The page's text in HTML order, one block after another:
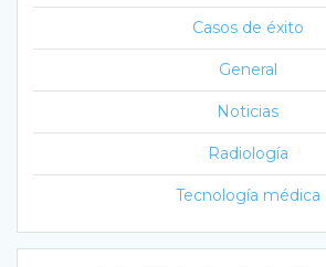
Casos de éxito
General
Noticias
Radiología
Tecnología médica